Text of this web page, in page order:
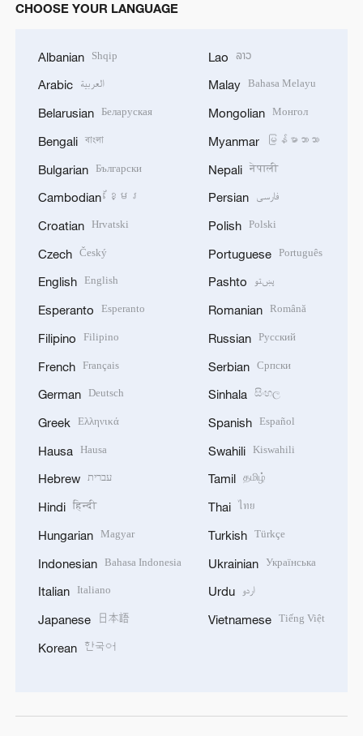
CHOOSE YOUR LANGUAGE
Albanian Shqip
Arabic العربية
Belarusian Беларуская
Bengali বাংলা
Bulgarian Български
Cambodian ខ្មែរ
Croatian Hrvatski
Czech Český
English English
Esperanto Esperanto
Filipino Filipino
French Français
German Deutsch
Greek Ελληνικά
Hausa Hausa
Hebrew עברית
Hindi हिन्दी
Hungarian Magyar
Indonesian Bahasa Indonesia
Italian Italiano
Japanese 日本語
Korean 한국어
Lao ລາວ
Malay Bahasa Melayu
Mongolian Монгол
Myanmar မြန်မာဘာသာ
Nepali नेपाली
Persian فارسی
Polish Polski
Portuguese Português
Pashto پښتو
Romanian Română
Russian Русский
Serbian Српски
Sinhala සිංහල
Spanish Español
Swahili Kiswahili
Tamil தமிழ்
Thai ไทย
Turkish Türkçe
Ukrainian Українська
Urdu اردو
Vietnamese Tiếng Việt